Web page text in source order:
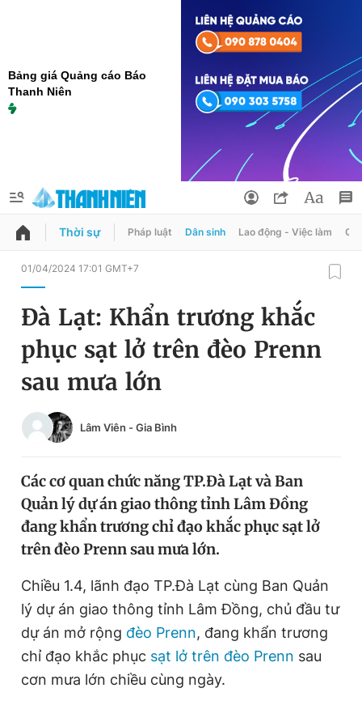
Bảng giá Quảng cáo Báo
Thanh Niên
QUẢNG CÁO
Chuyên mục
Chuyên mục khác
Chào ngày mới
Video Magazine
Sản phẩm khác
Tiện ích Bạn cần biết
Thông tin tòa soạn Liên hệ quảng cáo
Đổi mật khẩu
Tin đã lưu
Đăng xuất
Thời sự Pháp luật Dân sinh Lao động - Việc làm
01/04/2024 17:01 GMT+7
Đà Lạt: Khẩn trương khắc
phục sạt lở trên đèo Prenn
sau mưa lớn
Lâm Viên - Gia Bình
Các cơ quan chức năng TP.Đà Lạt và Ban
Quản lý dự án giao thông tỉnh Lâm Đồng
đang khẩn trương chỉ đạo khắc phục sạt lở
trên đèo Prenn sau mưa lớn.
Chiều 1.4, lãnh đạo TP.Đà Lạt cùng Ban Quản
lý dự án giao thông tỉnh Lâm Đồng, chủ đầu tư
dự án mở rộng đèo Prenn, đang khẩn trương
chỉ đạo khắc phục sạt lở trên đèo Prenn sau
cơn mưa lớn chiều cùng ngày.